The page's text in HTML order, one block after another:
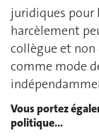
juridiques pour
harcèlement
collègue et non
comme mode
Vous portez
politique…